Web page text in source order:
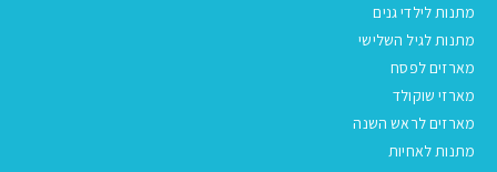
מתנות לילדי גנים
מתנות לגיל השלישי
מארזים לפסח
מארזי שוקולד
מארזים לראש השנה
מתנות לאחיות